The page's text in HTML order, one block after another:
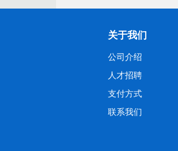
关于我们
公司介绍
人才招聘
支付方式
联系我们